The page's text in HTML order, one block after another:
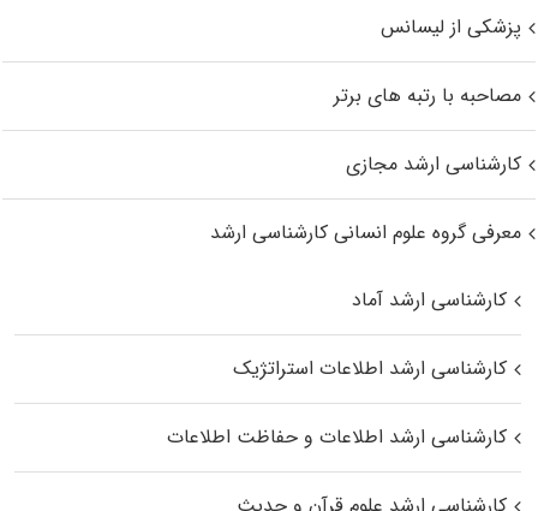
پزشکی از لیسانس
مصاحبه با رتبه های برتر
کارشناسی ارشد مجازی
معرفی گروه علوم انسانی کارشناسی ارشد
کارشناسی ارشد آماد
کارشناسی ارشد اطلاعات استراتژیک
کارشناسی ارشد اطلاعات و حفاظت اطلاعات